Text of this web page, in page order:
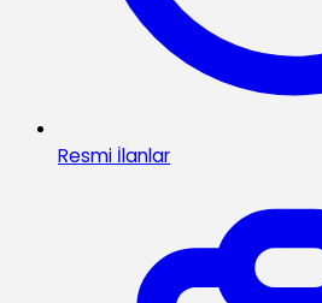
Resmi İlanlar